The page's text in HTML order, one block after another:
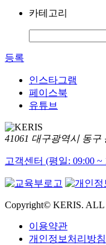
카테고리
등록
인스타그램
페이스북
유튜브
41061 대구광역시 동구
고객센터 (평일: 09:00 ~
Copyright© KERIS.
이용약관
개인정보처리방침